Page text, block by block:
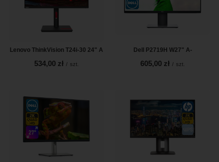
Lenovo ThinkVision T24i-30 24" A
534,00 zł / szt.
Dell P2719H W27" A-
605,00 zł / szt.